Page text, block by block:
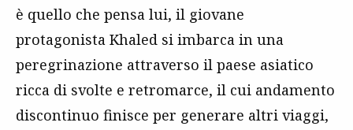
è quello che pensa lui, il giovane
protagonista Khaled si imbarca in una
peregrinazione attraverso il paese asiatico
ricca di svolte e retromarce, il cui andamento
discontinuo finisce per generare altri viaggi,